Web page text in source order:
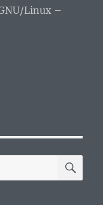
Linux –